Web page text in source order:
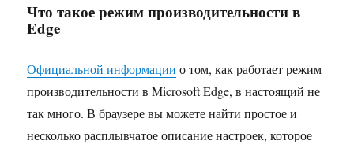
Что такое режим производительности в
Edge
Официальной информации о том, как работает режим
производительности в Microsoft Edge, в настоящий не
так много. В браузере вы можете найти простое и
несколько расплывчатое описание настроек, которое